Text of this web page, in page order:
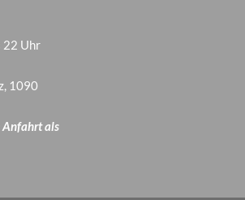
22 Uhr
1090
Anfahrt als